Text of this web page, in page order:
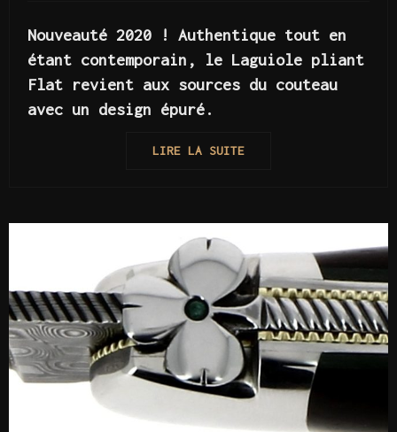
Nouveauté 2020 ! Authentique tout en
étant contemporain, le Laguiole pliant
Flat revient aux sources du couteau
avec un design épuré.
LIRE LA SUITE